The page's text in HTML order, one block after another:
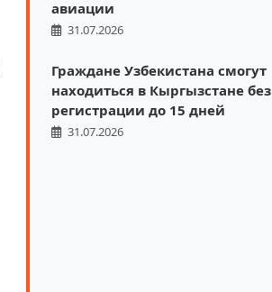
авиации
31.07.2026
Граждане Узбекистана смогут
находиться в Кыргызстане без
регистрации до 15 дней
31.07.2026